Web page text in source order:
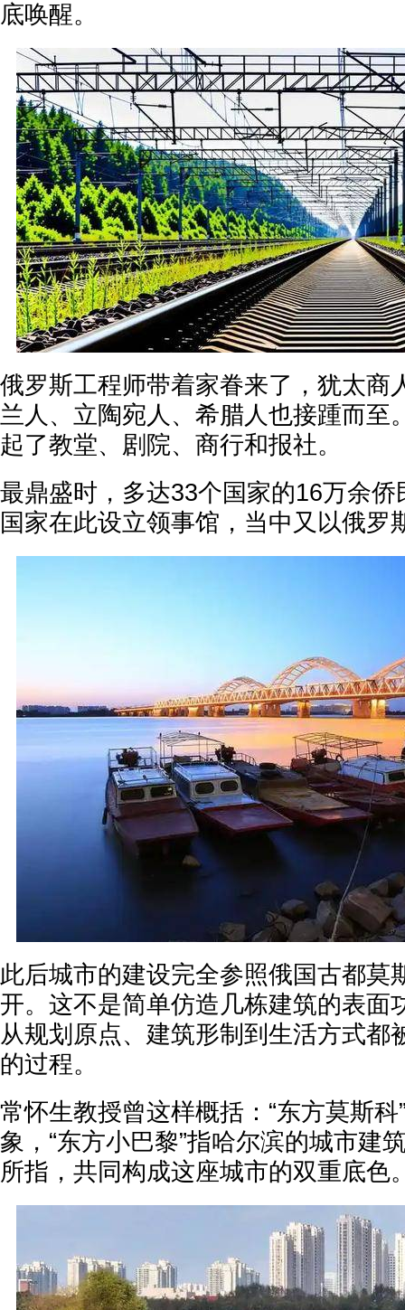
底唤醒。
俄罗斯工程师带着家眷来了，犹太商
兰人、立陶宛人、希腊人也接踵而至
起了教堂、剧院、商行和报社。
最鼎盛时，多达33个国家的16万余
国家在此设立领事馆，当中又以俄罗
此后城市的建设完全参照俄国古都莫
开。这不是简单仿造几栋建筑的表面
从规划原点、建筑形制到生活方式都
的过程。
常怀生教授曾这样概括：“东方莫斯
象，“东方小巴黎”指哈尔滨的城市
所指，共同构成这座城市的双重底色